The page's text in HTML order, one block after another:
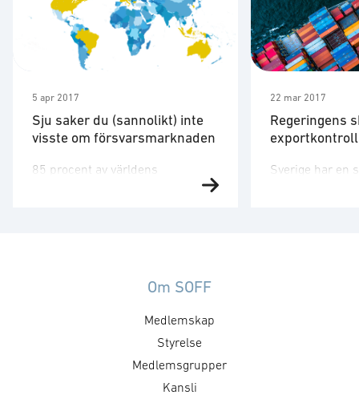
5 apr 2017
Sju saker du (sannolikt) inte
visste om försvarsmarknaden
85 procent av världens
dessa haft utmanas idag på
tillsammans mindre på
försvarsforskning i dollar än Kina
idag. Och Kina är mer effektiva än
ett fragmenterat Europa. Men det
22 mar 2017
Regeringens
exportkontroll
Sverige har en
Om SOFF
Medlemskap
Styrelse
Medlemsgrupper
Kansli